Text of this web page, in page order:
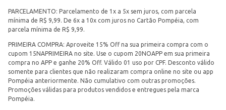
PARCELAMENTO: Parcelamento de 1x a 5x sem juros, com parcela
mínima de R$ 9,99. De 6x a 10x com juros no Cartão Pompéia, com
parcela mínima de R$ 9,99.
PRIMEIRA COMPRA: Aproveite 15% Off na sua primeira compra com o
cupom 15NAPRIMEIRA no site. Use o cupom 20NOAPP em sua primeira
compra no APP e ganhe 20% Off. Válido 01 uso por CPF. Desconto válido
somente para clientes que não realizaram compra online no site ou app
Pompéia anteriormente. Não cumulativo com outras promoções.
Promoções válidas para produtos vendidos e entregues pela marca
Pompéia.